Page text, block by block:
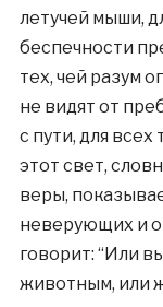
летучей мыши,
беспечности
тех, чей разум
не видят от
с пути, для
этот свет,
веры,
неверующих и
говорит: “Или
животным, или